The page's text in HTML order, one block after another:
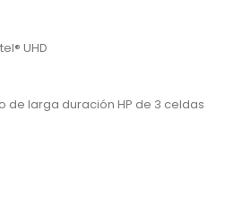
UHD
de larga duración HP de 3 celdas